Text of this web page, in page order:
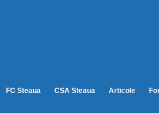
FC Steaua CSA Steaua Articole